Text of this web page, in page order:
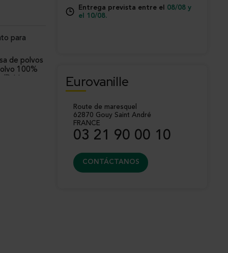
para
de polvos
100%
Entrega prevista entre el 08/08 y
el 10/08.
Eurovanille
Route de maresquel
62870 Gouy Saint André
FRANCE
03 21 90 00 10
CONTÁCTANOS